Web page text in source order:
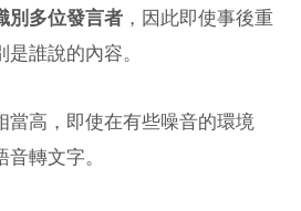
別多位發言者 ，因此即使事後重
誰說的內容。
當高，即使在有些噪音的環境
轉文字。